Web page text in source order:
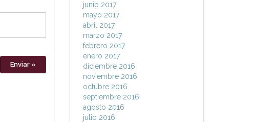
junio 2017
mayo 2017
abril 2017
marzo 2017
febrero 2017
enero 2017
diciembre 2016
noviembre 2016
octubre 2016
septiembre 2016
agosto 2016
julio 2016